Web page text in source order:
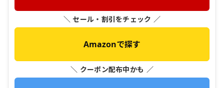
＼ セール・割引をチェック ／
Amazonで探す
＼ クーポン配布中かも ／